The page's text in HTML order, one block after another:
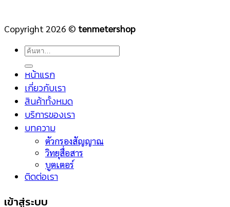
Copyright 2026 © tenmetershop
ค้นหา:
หน้าแรก
เกี่ยวกับเรา
สินค้าทั้งหมด
บริการของเรา
บทความ
ตัวกรองสัญญาณ
วิทยุสื่อสาร
บูตเตอร์
ติดต่อเรา
เข้าสู่ระบบ